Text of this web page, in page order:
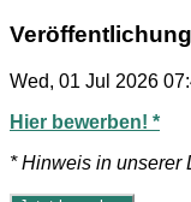
Wed, 01 Jul 2026
Hier bewerben! *
* Hinweis in unserer